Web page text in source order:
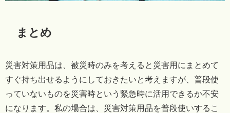
まとめ
災害対策用品は、被災時のみを考えると災害用にまとめて
すぐ持ち出せるようにしておきたいと考えますが、普段使
っていないものを災害時という緊急時に活用できるか不安
になります。私の場合は、災害対策用品を普段使いするこ